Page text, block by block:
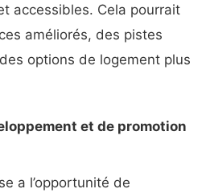
accessibles. Cela pourrait
améliorés, des pistes
options de logement plus
et de promotion
a l’opportunité de